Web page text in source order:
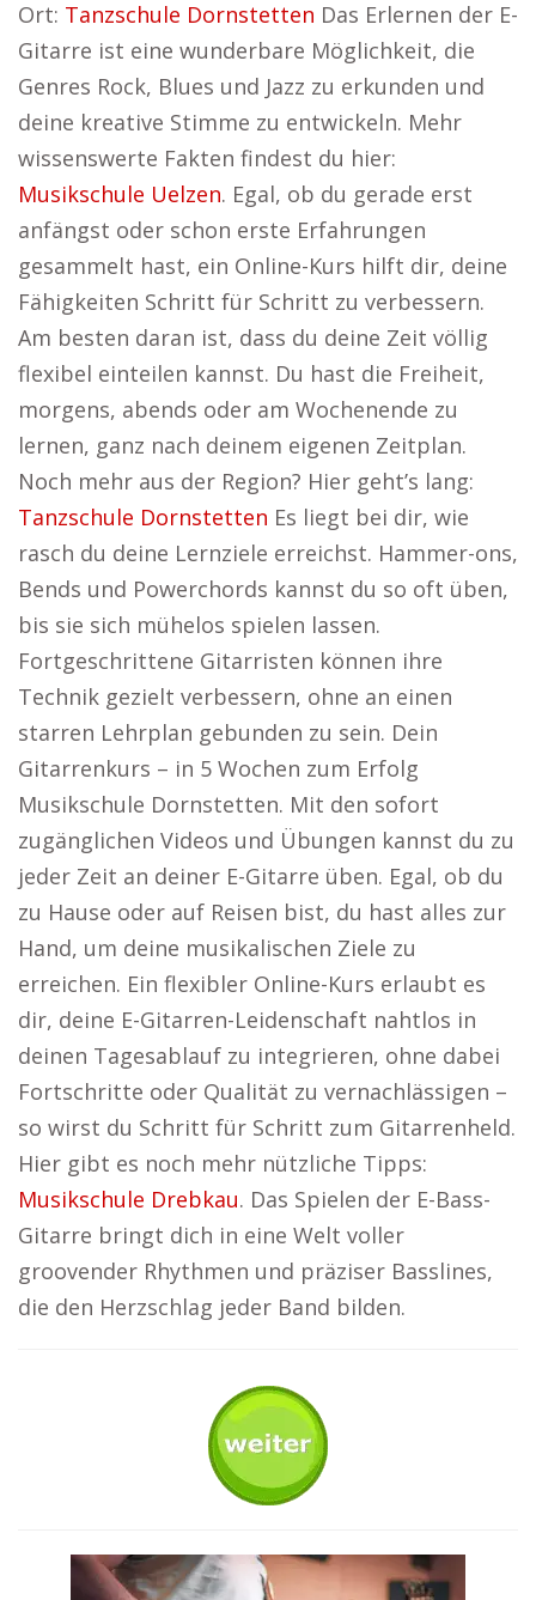
Ort: Tanzschule Dornstetten Das Erlernen der E-
Gitarre ist eine wunderbare Möglichkeit, die
Genres Rock, Blues und Jazz zu erkunden und
deine kreative Stimme zu entwickeln. Mehr
wissenswerte Fakten findest du hier:
Musikschule Uelzen. Egal, ob du gerade erst
anfängst oder schon erste Erfahrungen
gesammelt hast, ein Online-Kurs hilft dir, deine
Fähigkeiten Schritt für Schritt zu verbessern.
Am besten daran ist, dass du deine Zeit völlig
flexibel einteilen kannst. Du hast die Freiheit,
morgens, abends oder am Wochenende zu
lernen, ganz nach deinem eigenen Zeitplan.
Noch mehr aus der Region? Hier geht’s lang:
Tanzschule Dornstetten Es liegt bei dir, wie
rasch du deine Lernziele erreichst. Hammer-ons,
Bends und Powerchords kannst du so oft üben,
bis sie sich mühelos spielen lassen.
Fortgeschrittene Gitarristen können ihre
Technik gezielt verbessern, ohne an einen
starren Lehrplan gebunden zu sein. Dein
Gitarrenkurs – in 5 Wochen zum Erfolg
Musikschule Dornstetten. Mit den sofort
zugänglichen Videos und Übungen kannst du zu
jeder Zeit an deiner E-Gitarre üben. Egal, ob du
zu Hause oder auf Reisen bist, du hast alles zur
Hand, um deine musikalischen Ziele zu
erreichen. Ein flexibler Online-Kurs erlaubt es
dir, deine E-Gitarren-Leidenschaft nahtlos in
deinen Tagesablauf zu integrieren, ohne dabei
Fortschritte oder Qualität zu vernachlässigen –
so wirst du Schritt für Schritt zum Gitarrenheld.
Hier gibt es noch mehr nützliche Tipps:
Musikschule Drebkau. Das Spielen der E-Bass-
Gitarre bringt dich in eine Welt voller
groovender Rhythmen und präziser Basslines,
die den Herzschlag jeder Band bilden.